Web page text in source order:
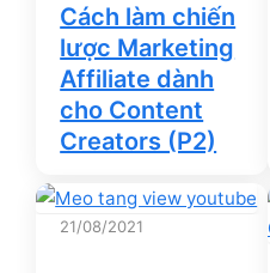
Cách làm chiến
lược Marketing
Affiliate dành
cho Content
Creators (P2)
21/08/2021